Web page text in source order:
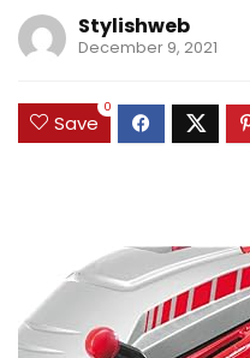
Stylishweb
December 9, 2021
Save
0